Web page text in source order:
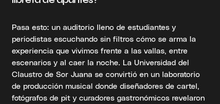
Pasa esto: un auditorio lleno de estudiantes y
periodistas escuchando sin filtros cómo se arma la
experiencia que vivimos frente a las vallas, entre
escenarios y al caer la noche. La Universidad del
Claustro de Sor Juana se convirtió en un laboratorio
de producción musical donde diseñadores de cartel,
fotógrafos de pit y curadores gastronómicos revelaron